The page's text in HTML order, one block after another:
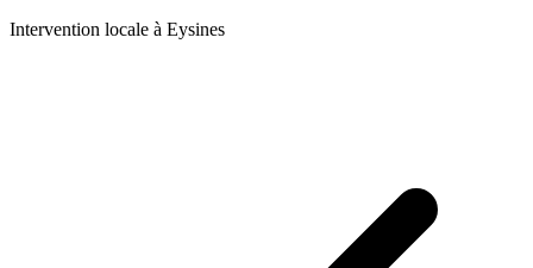
Intervention locale à Eysines